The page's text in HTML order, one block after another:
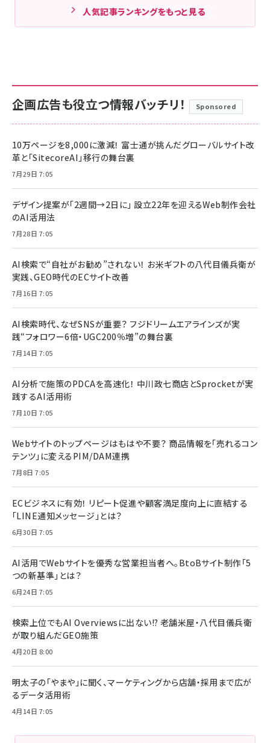
人気記事ランキングをもっと見る
企画広告も役立つ情報バッチリ！ Sponsored
10万ページを8,000に激減！ 富士通が挑んだグローバルサイト改
革と「SitecoreAI」移行の舞台裏
7月29日 7:05
デザイン提案が「2週間→2日に」 設立22年を迎えるWeb制作会社
のAI活用法
7月28日 7:05
AI検索で“自社がお勧め”されない！ お米ギフトの八代目儀兵衛が
実践、GEO時代のECサイト改善
7月16日 7:05
AI検索時代、なぜSNSが重要？ フジドリームエアラインズが実
践“フォロワー6倍・UGC200％増”の舞台裏
7月14日 7:05
AI分析で施策のPDCAを高速化！ 中川政七商店とSprocketが実
践するAI活用術
7月10日 7:05
Webサイトのトップページはもはや不要？ 商品情報を「売れるコン
テンツ」に変えるPIM/DAM連携
7月8日 7:05
ECビジネスに有効！ リピート促進や顧客満足度向上に直結する
「LINE通知メッセージ」とは？
6月30日 7:05
AI活用でWebサイトを優秀な営業担当者へ。BtoBサイト制作「5
つの新基準」とは？
6月24日 7:05
検索上位でもAI Overviewsに出ない!? 老舗米屋・八代目儀兵衛
が取り組んだGEO施策
4月20日 8:00
明太子の「やまや」に聞く、マーケティングから店舗・採用まで広が
るデータ活用術
4月14日 7:05